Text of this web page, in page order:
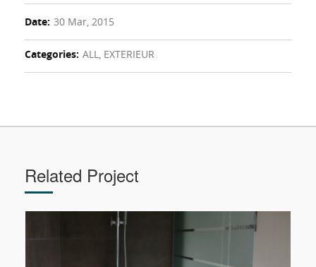
Date: 30 Mar, 2015
Categories: ALL, EXTERIEUR
Related Project